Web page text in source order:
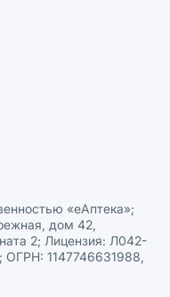
персональных данных
«еАптека»;
дом 42,
2; Лицензия: Л042-
ОГРН: 1147746631988,